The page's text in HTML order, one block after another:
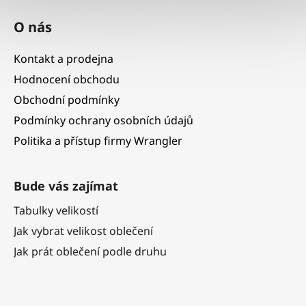
O nás
Kontakt a prodejna
Hodnocení obchodu
Obchodní podmínky
Podmínky ochrany osobních údajů
Politika a přístup firmy Wrangler
Bude vás zajímat
Tabulky velikostí
Jak vybrat velikost oblečení
Jak prát oblečení podle druhu